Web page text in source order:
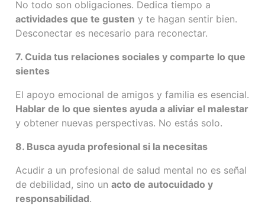
No todo son obligaciones. Dedica tiempo a
actividades que te gusten y te hagan sentir bien.
Desconectar es necesario para reconectar.
7. Cuida tus relaciones sociales y comparte lo que
sientes
El apoyo emocional de amigos y familia es esencial.
Hablar de lo que sientes ayuda a aliviar el malestar
y obtener nuevas perspectivas. No estás solo.
8. Busca ayuda profesional si la necesitas
Acudir a un profesional de salud mental no es señal
de debilidad, sino unacto de autocuidado y
responsabilidad.